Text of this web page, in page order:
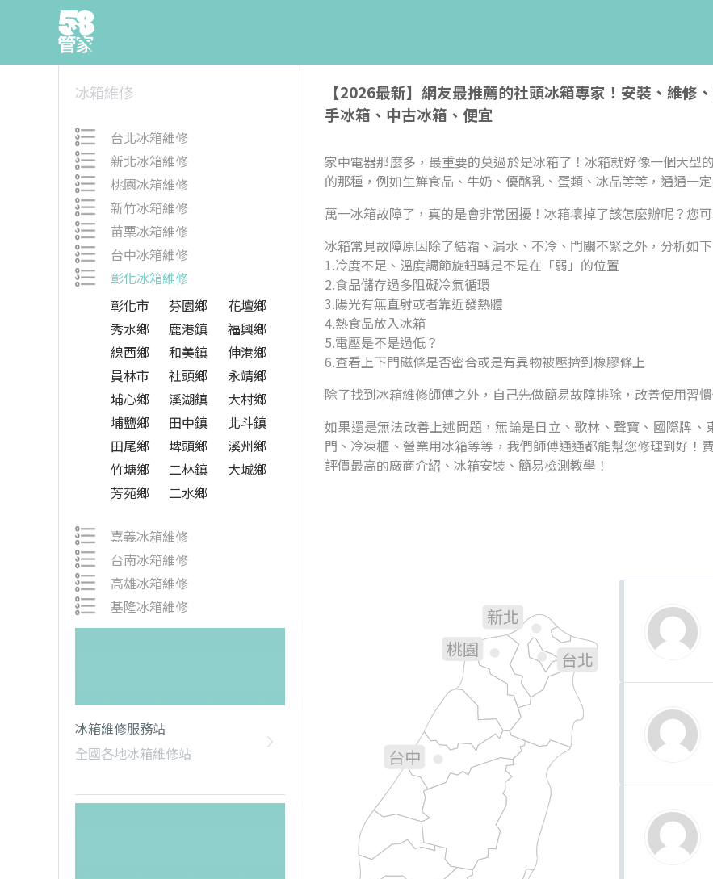
冰箱維修
台北冰箱維修
新北冰箱維修
桃園冰箱維修
新竹冰箱維修
苗栗冰箱維修
台中冰箱維修
彰化冰箱維修
彰化市
芬園鄉
花壇鄉
秀水鄉
鹿港鎮
福興鄉
線西鄉
和美鎮
伸港鄉
員林市
社頭鄉
永靖鄉
埔心鄉
溪湖鎮
大村鄉
埔鹽鄉
田中鎮
北斗鎮
田尾鄉
埤頭鄉
溪州鄉
竹塘鄉
二林鎮
大城鄉
芳苑鄉
二水鄉
嘉義冰箱維修
台南冰箱維修
高雄冰箱維修
基隆冰箱維修
冰箱維修服務站
全國各地冰箱維修站
【2026最新】網友最推薦的社頭冰箱專家！安裝、維修
手冰箱、中古冰箱、便宜
家中電器那麼多，最重要的莫過於是冰箱了！冰箱就好像一個大型
的那種，例如生鮮食品、牛奶、優酪乳、蛋類、冰品等等，通通一
萬一冰箱故障了，真的是會非常困擾！冰箱壞掉了該怎麼辦呢？您可
冰箱常見故障原因除了結霜、漏水、不冷、門關不緊之外，分析如下
1.冷度不足、溫度調節旋鈕轉是不是在「弱」的位置
2.食品儲存過多阻礙冷氣循環
3.陽光有無直射或者靠近發熱體
4.熱食品放入冰箱
5.電壓是不是過低？
6.查看上下門磁條是否密合或是有異物被壓擠到橡膠條上
除了找到冰箱維修師傅之外，自己先做簡易故障排除，改善使用習
如果還是無法改善上述問題，無論是日立、歌林、聲寶、國際牌
門、冷凍櫃、營業用冰箱等等，我們師傅通通都能幫您修理到好！
評價最高的廠商介紹、冰箱安裝、簡易檢測教學！
台北
新北
桃園
台中
苗栗
彰化
雲林
嘉義
花蓮
宜蘭